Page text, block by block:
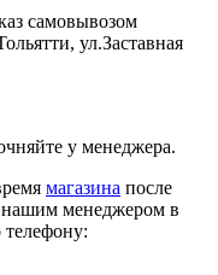
самовывозом
ул.Заставная
у менеджера.
магазина после
нашим менеджером в